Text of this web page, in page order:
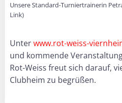
Unsere Standard-Turniertrainerin
Link)
Unterwww.rot-weiss-
und kommende
Rot-Weiss freut sich darauf,
Clubheim zu begrüßen.